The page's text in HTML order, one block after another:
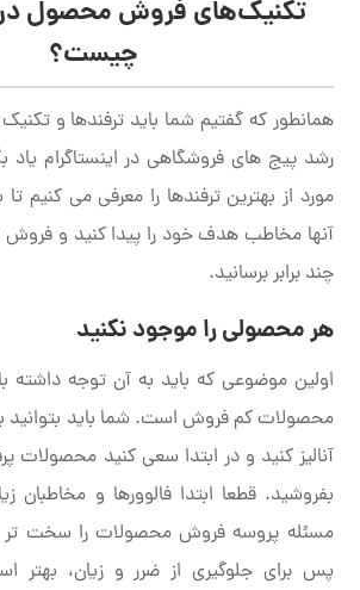
تکنیک‌های فروش محصول در
چیست؟
همانطور که گفتیم شما باید ترفندها و
رشد پیج های فروشگاهی در اینستاگرام یاد
مورد از بهترین ترفندها را معرفی می کنیم تا
آنها مخاطب هدف خود را پیدا کنید و فروش
چند برابر برسانید.
هر محصولی را موجود نکنید
اولین موضوعی که باید به آن توجه داشته
محصولات کم فروش است. شما باید بتوانید
آنالیز کنید و در ابتدا سعی کنید محصولات
بفروشید. قطعا ابتدا فالوورها و مخاطبان
مسئله پروسه فروش محصولات را سخت تر
پس برای جلوگیری از ضرر و زیان،